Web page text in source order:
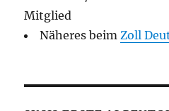
Mitglied
Näheres beimZoll